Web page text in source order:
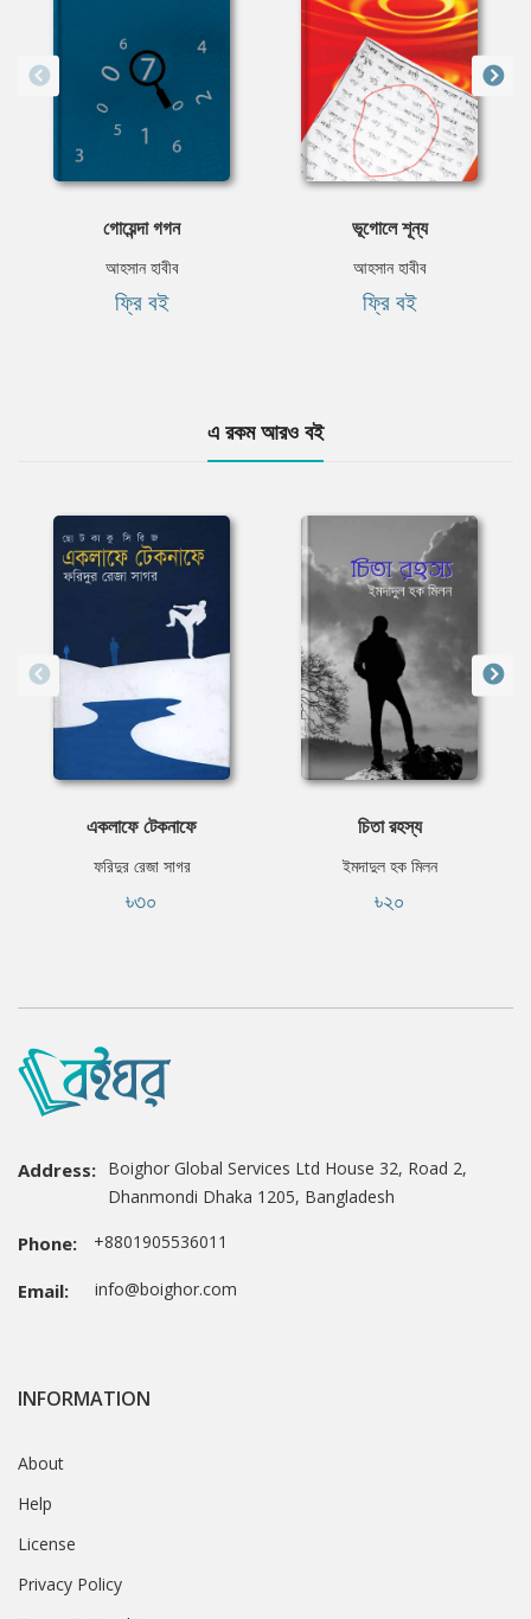
গোয়েন্দা গগন
আহসান হাবীব
ফ্রি বই
ভূগোলে শূন্য
আহসান হাবীব
ফ্রি বই
এ রকম আরও বই
একলাফে টেকনাফে
ফরিদুর রেজা সাগর
৳৩০
চিতা রহস্য
ইমদাদুল হক মিলন
৳২০
Address: Boighor Global Services Ltd House 32, Road 2,
Dhanmondi Dhaka 1205, Bangladesh
Phone: +8801905536011
Email: info@boighor.com
INFORMATION
About
Help
License
Privacy Policy